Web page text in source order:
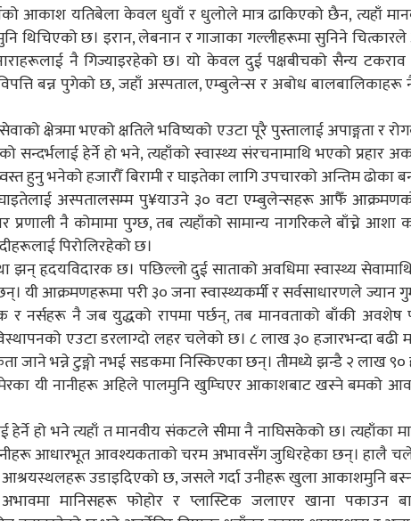
आकाश यतिबेला केवल धुवाँ र धुलोले मात्र ढाकिएको छैन, त्यहाँ
थिचिएको छ। इरान, लेबनान र गाजाका गल्लीहरूमा सुनिने
नै गिज्याइरहेको छ। यो केवल दुई पक्षबीचको सैन्य टकराव
बन्न पुगेको छ, जहाँ अस्पताल, एम्बुलेन्स र अबोध बालबालिकाहरू
क्षेत्रमा भएको क्षतिले भविष्यको एउटा पूरै पुस्तालाई अपाङ्गता र
सन्दर्भलाई हेर्ने हो भने, त्यहाँको स्वास्थ्य संरचनामाथि भएको प्रहार
हुनु भनेको हजारौँ बिरामी र घाइतेका लागि उपचारको अन्तिम ढोका
अस्पतालसम्म पु¥याउने ३० वटा एम्बुलेन्सहरू आफैँ
नै कोमामा पुग्छ, तब त्यहाँको सामान्य नागरिकले बाँच्ने आशा
पिरोलिरहेको छ।
झन् हृदयविदारक छ। पछिल्लो दुई साताको अवधिमा स्वास्थ्य
यी आक्रमणहरूमा परी ३० जना स्वास्थ्यकर्मी र सर्वसाधारणले ज्यान
र नर्सहरू नै जब युद्धको रापमा पर्छन्, तब मानवताको बाँकी अवशेष
एउटा डरलाग्दो लहर चलेको छ। ८ लाख ३० हजारभन्दा
जाने भन्ने टुङ्गो नभई सडकमा निस्किएका छन्। तीमध्ये झन्डै २ लाख
यी नानीहरू अहिले पालमुनि खुम्चिएर आकाशबाट खस्ने बमको
हेर्ने हो भने त्यहाँ त मानवीय संकटले सीमा नै नाघिसकेको छ। त्यहाँका
उनीहरू आधारभूत आवश्यकताको चरम अभावसँग जुधिरहेका छन्। हालै
आश्रयस्थलहरू उडाइदिएको छ, जसले गर्दा उनीहरू खुला आकाशमुनि
मानिसहरू फोहोर र प्लास्टिक जलाएर खाना पकाउन